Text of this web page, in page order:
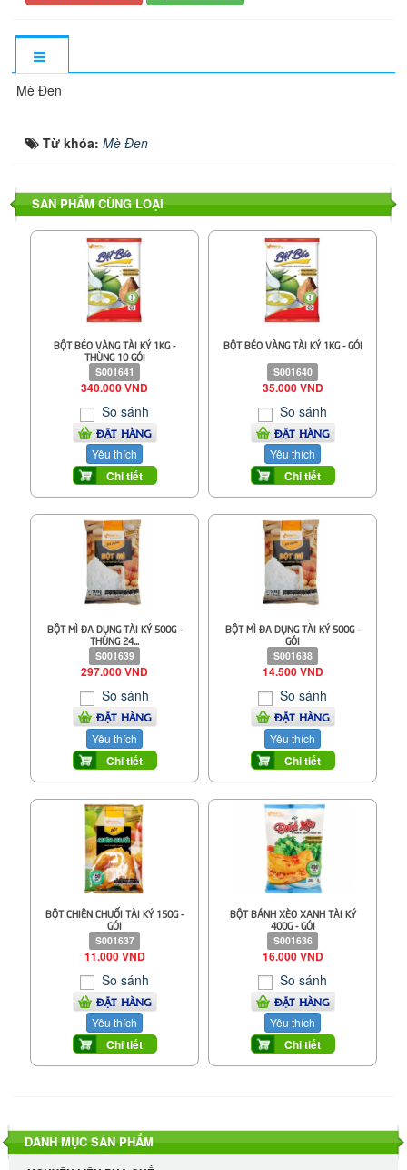
Mè Đen
Từ khóa: Mè Đen
SẢN PHẨM CÙNG LOẠI
BỘT BÉO VÀNG TÀI KÝ 1KG -
THÙNG 10 GÓI
S001641
340.000 VND
So sánh
ĐẶT HÀNG
Yêu thích
Chi tiết
BỘT BÉO VÀNG TÀI KÝ 1KG - GÓI
S001640
35.000 VND
So sánh
ĐẶT HÀNG
Yêu thích
Chi tiết
BỘT MÌ ĐA DỤNG TÀI KÝ 500G -
THÙNG 24...
S001639
297.000 VND
So sánh
ĐẶT HÀNG
Yêu thích
Chi tiết
BỘT MÌ ĐA DỤNG TÀI KÝ 500G -
GÓI
S001638
14.500 VND
So sánh
ĐẶT HÀNG
Yêu thích
Chi tiết
BỘT CHIÊN CHUỐI TÀI KÝ 150G -
GÓI
S001637
11.000 VND
So sánh
ĐẶT HÀNG
Yêu thích
Chi tiết
BỘT BÁNH XÈO XANH TÀI KÝ
400G - GÓI
S001636
16.000 VND
So sánh
ĐẶT HÀNG
Yêu thích
Chi tiết
DANH MỤC SẢN PHẨM